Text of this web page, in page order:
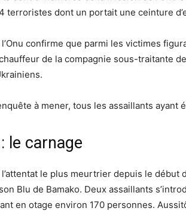
terroristes dont un portait une ceinture
confirme que parmi les victimes
de la compagnie sous-traitante
à mener, tous les assaillants ayant
le carnage
l’attentat le plus meurtrier depuis le début
Blu de Bamako. Deux assaillants
en otage environ 170 personnes.